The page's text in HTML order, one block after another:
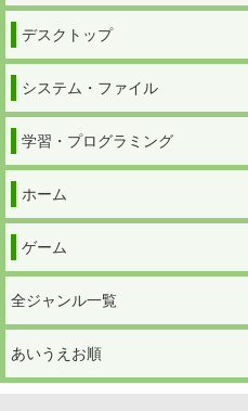
デスクトップ
システム・ファイル
学習・プログラミング
ホーム
ゲーム
全ジャンル一覧
あいうえお順